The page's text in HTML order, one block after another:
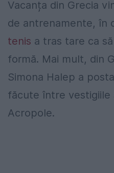
Vacanța din Grecia
de antrenamente, în
tenis a tras tare ca
formă. Mai mult, din
Simona Halep a
făcute între vestigiile
Acropole.